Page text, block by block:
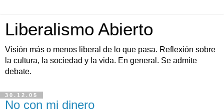
Liberalismo Abierto
Visión más o menos liberal de lo que pasa. Reflexión sobre
la cultura, la sociedad y la vida. En general. Se admite
debate.
30.12.05
No con mi dinero